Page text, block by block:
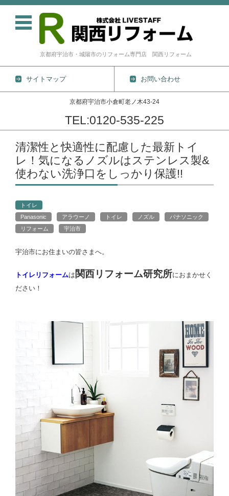
京都府宇治市・城陽市のリフォーム専門店 関西リフォーム
サイトマップ お問い合わせ
京都府宇治市小倉町老ノ木43-24
TEL:0120-535-225
コンテンツに移動
清潔性と快適性に配慮した最新トイ
レ！気になるノズルはステンレス製&
使わない洗浄口をしっかり保護!!
トイレ
Panasonic
アラウーノ トイレ ノズル
パナソニック
リフォーム
宇治市
宇治市にお住まいの皆さまへ。
トイレリフォームは 関西リフォーム研究所におまかせく
ださい！